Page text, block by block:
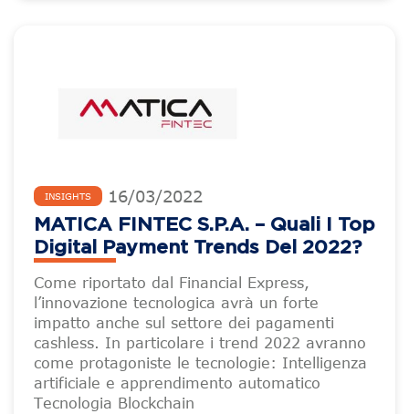
INSIGHTS 16/03/2022
MATICA FINTEC S.p.A. – Quali I Top
Digital Payment Trends Del 2022?
Come riportato dal Financial Express,
l’innovazione tecnologica avrà un forte
impatto anche sul settore dei pagamenti
cashless. In particolare i trend 2022 avranno
come protagoniste le tecnologie: Intelligenza
artificiale e apprendimento automatico
Tecnologia Blockchain